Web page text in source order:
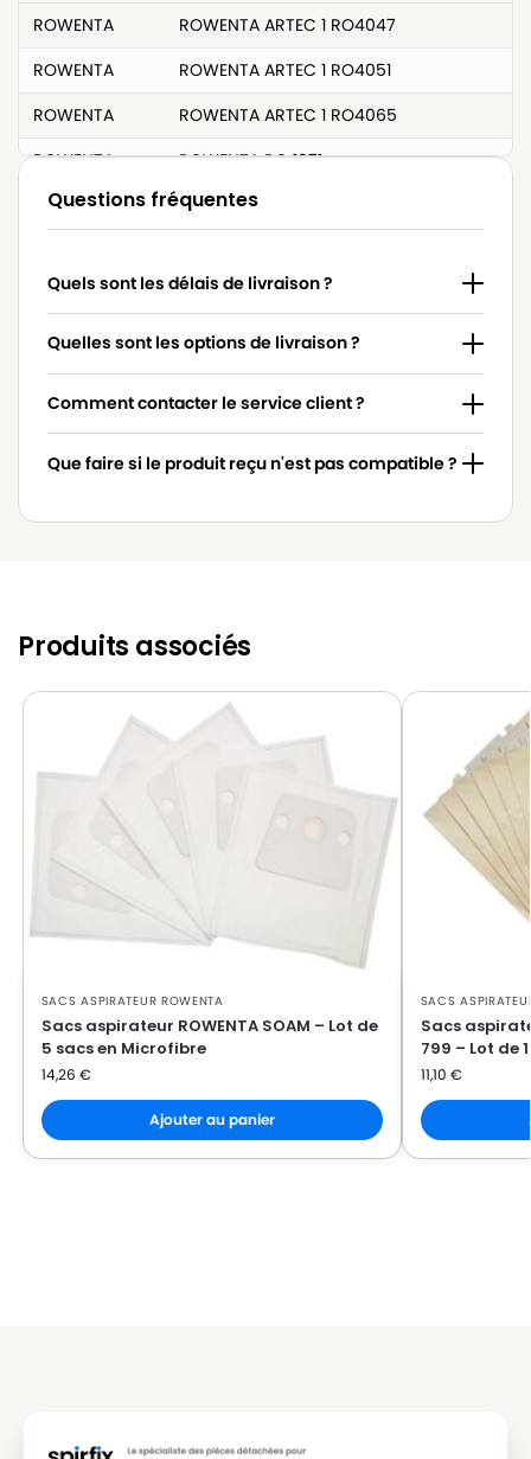
ROWENTA
ROWENTA ARTEC 1 RO4047
ROWENTA
ROWENTA ARTEC 1 RO4051
ROWENTA
ROWENTA ARTEC 1 RO4065
ROWENTA
ROWENTA RO 1071
ROWENTA
ROWENTA RO 1085 à RO 1091
ROWENTA
ROWENTA RO 300 à RO 353
ROWENTA
ROWENTA RO 4031
ROWENTA
ROWENTA RS 700 à RS 799
ROWENTA
ROWENTA SPONGO
ROWENTA
ROWENTA TONIXO
Questions fréquentes
Quels sont les délais de livraison ?
Quelles sont les options de livraison ?
Comment contacter le service client ?
Que faire si le produit reçu n'est pas compatible ?
Produits associés
SACS ASPIRATEUR ROWENTA
Sacs aspirateur ROWENTA SOAM – Lot de
5 sacs en Microfibre
14,26 €
Ajouter au panier
SACS
Sacs
799 – Lot de
11,10 €